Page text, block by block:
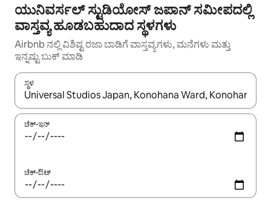
ಯುನಿವರ್ಸಲ್ ಸ್ಟುಡಿಯೋಸ್ ಜಪಾನ್ ಸಮೀಪದಲ್ಲಿ
ವಾಸ್ತವ್ಯ ಹೂಡಬಹುದಾದ ಸ್ಥಳಗಳು
Airbnb ನಲ್ಲಿ ವಿಶಿಷ್ಟ ರಜಾ ಬಾಡಿಗೆ ವಾಸ್ತವ್ಯಗಳು, ಮನೆಗಳು ಮತ್ತು
ಇನ್ನಷ್ಟು ಬುಕ್ ಮಾಡಿ
ಸ್ಥಳ
ಫಲಿತಾಂಶಗಳು ಲಭ್ಯವಿರುವಾಗ, ಅಪ್ ಮತ್ತು ಡೌನ್ ಬಾಣದ ಕೀಲಿಗಳೊಂದಿಗೆ
ಚೆಕ್-ಇನ್
ಚೆಕ್-ಔಟ್